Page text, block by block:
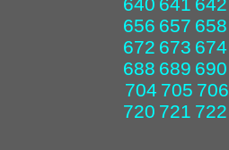
656 657 658
672 673 674
688 689 690
704 705 706
720 721 722